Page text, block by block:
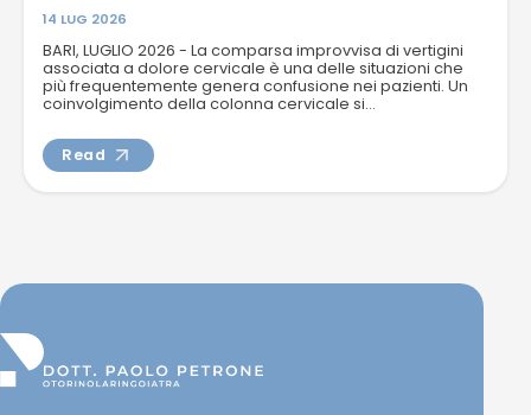
14 LUG 2026
BARI, LUGLIO 2026 - La comparsa improvvisa di vertigini
associata a dolore cervicale è una delle situazioni che
più frequentemente genera confusione nei pazienti. Un
coinvolgimento della colonna cervicale si...
Read